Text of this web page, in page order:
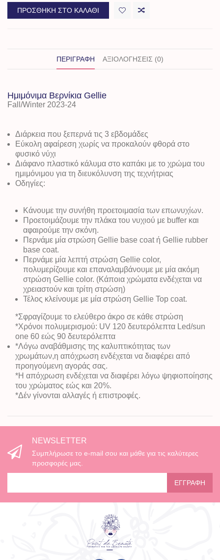
ΠΡΟΣΘΉΚΗ ΣΤΟ ΚΑΛΆΘΙ
ΠΕΡΙΓΡΑΦΉ ΑΞΙΟΛΟΓΉΣΕΙΣ (0)
Ημιμόνιμα Βερνίκια Gellie
Fall/Winter 2023-24
Διάρκεια που ξεπερνά τις 3 εβδομάδες
Εύκολη αφαίρεση χωρίς να προκαλούν φθορά στο
φυσικό νύχι
Διάφανο πλαστικό κάλυμα στο καπάκι με το χρώμα του
ημιμόνιμου για τη διευκόλυνση της τεχνήτριας
Οδηγίες:
Κάνουμε την συνήθη προετοιμασία των επωνυχίων.
Προετοιμάζουμε την πλάκα του νυχιού με buffer και
αφαιρούμε την σκόνη.
Περνάμε μία στρώση Gellie base coat ή Gellie rubber
base coat.
Περνάμε μία λεπτή στρώση Gellie color,
πολυμερίζουμε και επαναλαμβάνουμε με μία ακόμη
στρώση Gellie color. (Κάποια χρώματα ενδέχεται να
χρειαστούν και τρίτη στρώση)
Τέλος κλείνουμε με μία στρώση Gellie Top coat.
*Σφραγίζουμε το ελεύθερο άκρο σε κάθε στρώση
*Χρόνοι πολυμερισμού: UV 120 δευτερόλεπτα Led/sun
one 60 εώς 90 δευτερόλεπτα
*Λόγω αναβάθμισης της καλυπτικότητας των
χρωμάτων,η απόχρωση ενδέχεται να διαφέρει από
προηγούμενη αγοράς σας.
*Η απόχρωση ενδέχεται να διαφέρει λόγω ψηφιοποίησης
του χρώματος εώς και 20%.
*Δέν γίνονται αλλαγές ή επιστροφές.
NEWSLETTER
Συμπλήρωσε το e-mail σου και μάθε για τις καλύτερες
προσφορές μας.
ΕΓΓΡΑΦΉ